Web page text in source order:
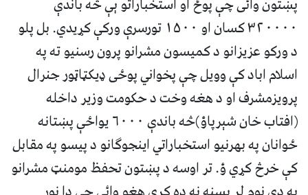
۳۲۰۰۰۰ کسان او ۱۵۰۰ تورسرې ورکې کړيدي. بل پلو
د ورکو عزيزانو د کميسون مشرانو پرون رسنيو ته په
اسلام اباد کې وويل چې پخواني پوځی ډيکټاټور جنرال
پرويزمشرف او د هغه وخت د حکومت وزير داخله
(افتاب خان شېرپاؤ)څه باندې ۶۰۰۰ يواځې پښتانه
ځوانان په بهرنيو استخباراتي اينجوګانو د پيسو په مقابل
کې خرڅ کړي ؤ. تر اوسه د پښتون تحفظ مومنټ مشرانو